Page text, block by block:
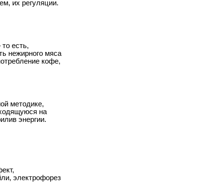
их регуляции.
есть,
нежирного мяса
кофе,
методике,
на
энергии.
электрофорез